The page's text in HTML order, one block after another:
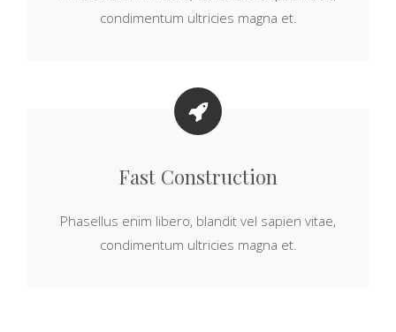
condimentum ultricies magna et.
Fast Construction
Phasellus enim libero, blandit vel sapien vitae,
condimentum ultricies magna et.